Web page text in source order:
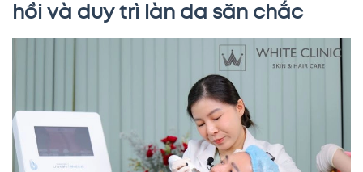
hồi và duy trì làn da săn chắc